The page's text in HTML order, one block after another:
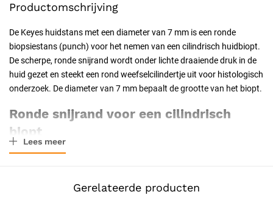
Toepassing Chirurgisch
Resorbeerbaar (hechtdraad) Nee
Geschiktheid
Herbruikbaar, Steriliseerbaar,
Uitvoering
CE-gecertificeerd
Productomschrijving
De Keyes huidstans met een diameter van 7 mm is een ronde
biopsiestans (punch) voor het nemen van een cilindrisch huidbiopt.
De scherpe, ronde snijrand wordt onder lichte draaiende druk in de
huid gezet en steekt een rond weefselcilindertje uit voor histologisch
onderzoek. De diameter van 7 mm bepaalt de grootte van het biopt.
Ronde snijrand voor een cilindrisch
biopt
De holle, scherp geslepen ronde snijrand snijdt bij een draaiende
gestandaardiseerde diameter, geschikt voor histologisch of
Lees meer
Gerelateerde producten